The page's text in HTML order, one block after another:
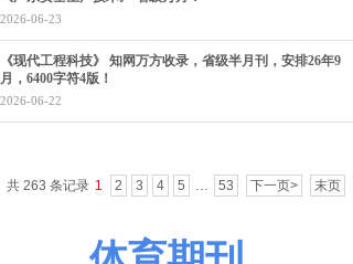
2026-06-23
《现代工程科技》 知网万方收录，省级半月刊，安排26年9
月，6400字符4版！
2026-06-22
共 263 条记录 1 2 3 4 5 … 53 下一页> 末页